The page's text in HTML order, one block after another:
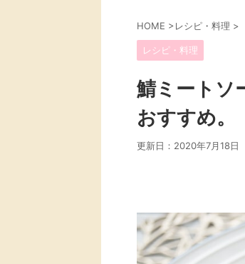
HOME >レシピ・料理 >
レシピ・料理
鯖ミートソ
おすすめ。
更新日： 2020年7月18日